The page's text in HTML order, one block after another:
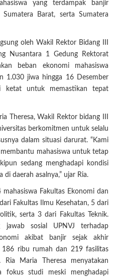
yang terdampak banjir
Barat, serta Sumatera
oleh Wakil Rektor Bidang III
Nusantara 1 Gedung Rektorat
beban ekonomi mahasiswa
1.030 jiwa hingga 16 Desember
ketat untuk memastikan tepat
Theresa, Wakil Rektor bidang III
berkomitmen untuk selalu
dalam situasi darurat. “Kami
mahasiswa untuk tetap
sedang menghadapi kondisi
daerah asalnya,” ujar Ria.
Fakultas Ekonomi dan
Fakultas Ilmu Kesehatan, 5 dari
serta 3 dari Fakultas Teknik.
jawab sosial UPNVJ terhadap
akibat banjir sejak akhir
186 ribu rumah dan 219 fasilitas
Maria Theresa menyatakan
fokus studi meski menghadapi